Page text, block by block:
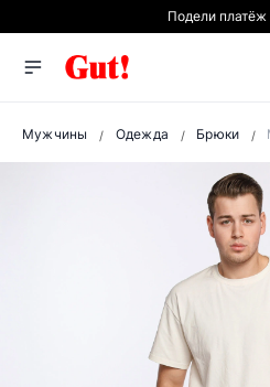
Подели
Мужчины Одежда Брюки